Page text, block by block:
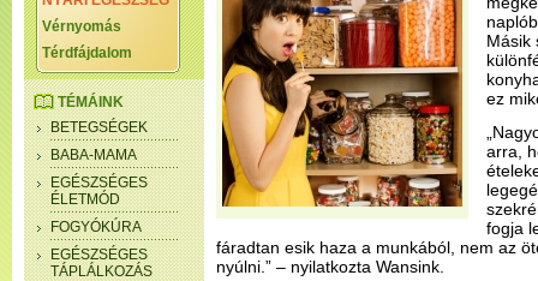
Vérnyomás
Térdfájdalom
TÉMÁINK
BETEGSÉGEK
BABA-MAMA
EGÉSZSÉGES
ÉLETMÓD
FOGYÓKÚRA
EGÉSZSÉGES
TÁPLÁLKOZÁS
Másik
ez
arra,
fogja
fáradtan esik haza a munkából, nem az
nyúlni.” – nyilatkozta Wansink.